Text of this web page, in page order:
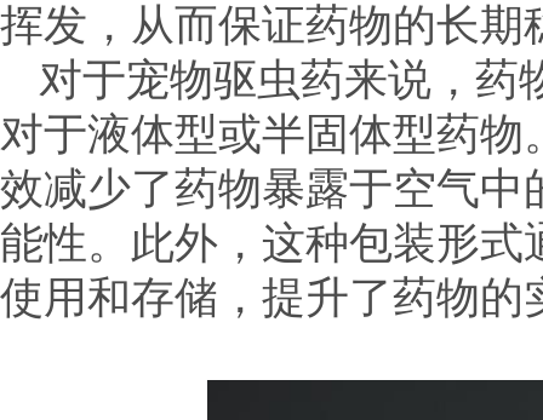
挥发，从而保证药物的长期
对于宠物驱虫药来说，药
对于液体型或半固体型药
效减少了药物暴露于空气
能性。此外，这种包装形
使用和存储，提升了药物的